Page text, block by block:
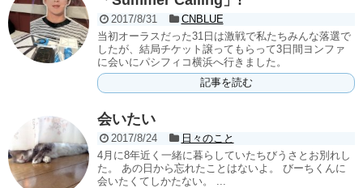
2017/8/31
CNBLUE
当初オーラスだった31日は激戦で私たちみんな落選で
したが、結局チケット譲ってもらって3日間ヨンファ
に会いにパシフィコ横浜へ行きました。
記事を読む
会いたい
2017/8/24
日々のこと
4月に8年近く一緒に暮らしていたちびうさとお別れし
た。 あの日から忘れたことはないよ。 びーちくんに
会いたくてしかたない。 ...